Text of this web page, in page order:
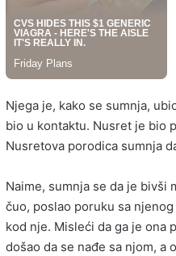
Njega je, kako se sumnja,
bio u kontaktu. Nusret je bio
Nusretova porodica sumnja
Naime, sumnja se da je bivši
čuo, poslao poruku sa
kod nje. Misleći da ga je ona
došao da se nađe sa njom, a